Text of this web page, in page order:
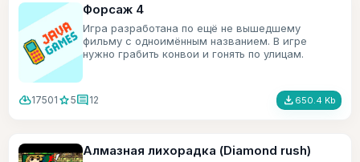
Форсаж 4
Игра разработана по ещё не вышедшему
фильму с одноимённым названием. В игре
нужно грабить конвои и гонять по улицам.
cloud_download17501 star5comment12 file_download 650.4 Kb
Алмазная лихорадка (Diamond rush)